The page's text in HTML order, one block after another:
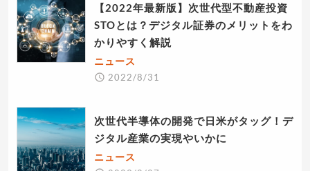
【2022年最新版】次世代型不動産投資
STOとは？デジタル証券のメリットをわ
かりやすく解説
ニュース
2022/8/31
次世代半導体の開発で日米がタッグ！デ
ジタル産業の実現やいかに
ニュース